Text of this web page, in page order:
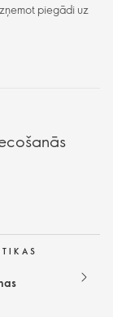
piegādi uz